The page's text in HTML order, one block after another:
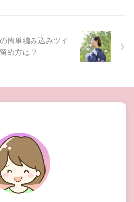
簡単編み込みツイ
め方は？